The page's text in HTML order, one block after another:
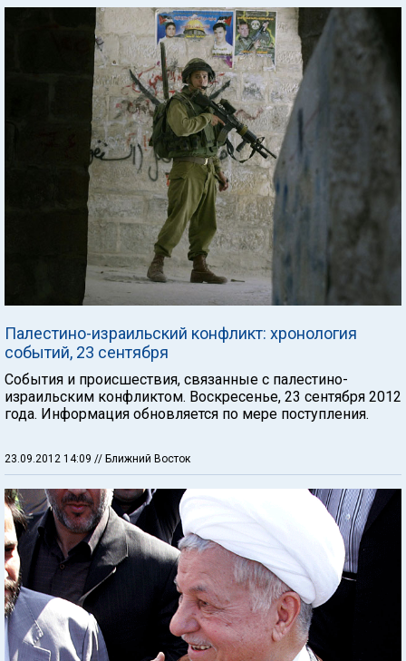
Палестино-израильский конфликт: хронология
событий, 23 сентября
События и происшествия, связанные с палестино-
израильским конфликтом. Воскресенье, 23 сентября 2012
года. Информация обновляется по мере поступления.
23.09.2012 14:09 // Ближний Восток